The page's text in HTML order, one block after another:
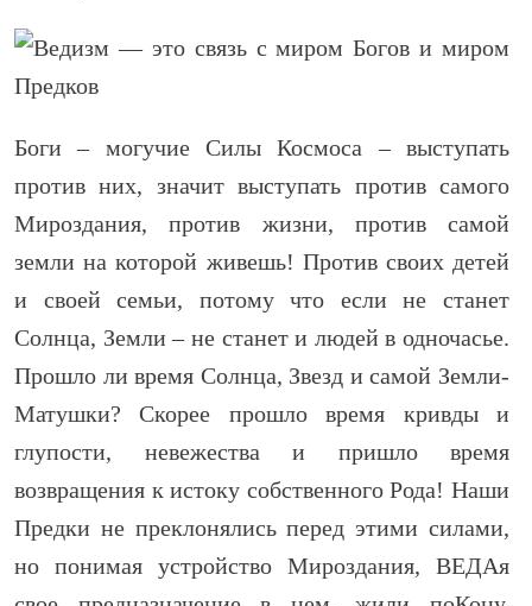
Боги – могучие Силы Космоса – выступать
против них, значит выступать против самого
Мироздания, против жизни, против самой
земли на которой живешь! Против своих детей
и своей семьи, потому что если не станет
Солнца, Земли – не станет и людей в одночасье.
Прошло ли время Солнца, Звезд и самой Земли-
Матушки? Скорее прошло время кривды и
глупости, невежества и пришло время
возвращения к истоку собственного Рода! Наши
Предки не преклонялись перед этими силами,
но понимая устройство Мироздания, ВЕДАя